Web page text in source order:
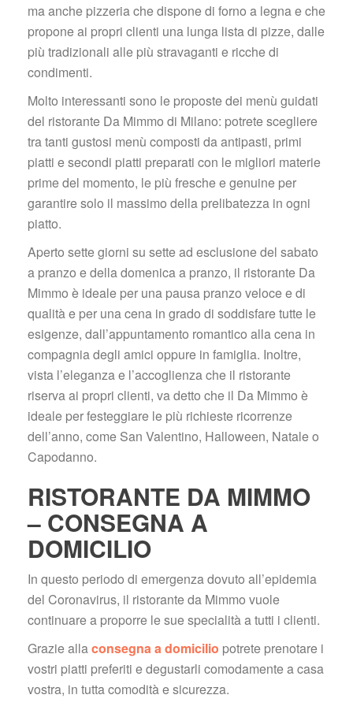
ma anche pizzeria che dispone di forno a legna e che
propone ai propri clienti una lunga lista di pizze, dalle
più tradizionali alle più stravaganti e ricche di
condimenti.
Molto interessanti sono le proposte dei menù guidati
del ristorante Da Mimmo di Milano: potrete scegliere
tra tanti gustosi menù composti da antipasti, primi
piatti e secondi piatti preparati con le migliori materie
prime del momento, le più fresche e genuine per
garantire solo il massimo della prelibatezza in ogni
piatto.
Aperto sette giorni su sette ad esclusione del sabato
a pranzo e della domenica a pranzo, il ristorante Da
Mimmo è ideale per una pausa pranzo veloce e di
qualità e per una cena in grado di soddisfare tutte le
esigenze, dall’appuntamento romantico alla cena in
compagnia degli amici oppure in famiglia. Inoltre,
vista l’eleganza e l’accoglienza che il ristorante
riserva ai propri clienti, va detto che il Da Mimmo è
ideale per festeggiare le più richieste ricorrenze
dell’anno, come San Valentino, Halloween, Natale o
Capodanno.
RISTORANTE DA MIMMO
– CONSEGNA A
DOMICILIO
In questo periodo di emergenza dovuto all’epidemia
del Coronavirus, il ristorante da Mimmo vuole
continuare a proporre le sue specialità a tutti i clienti.
Grazie alla consegna a domicilio potrete prenotare i
vostri piatti preferiti e degustarli comodamente a casa
vostra, in tutta comodità e sicurezza.